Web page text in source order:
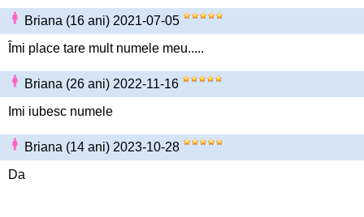
Briana (16 ani) 2021-07-05
Îmi place tare mult numele meu.....
Briana (26 ani) 2022-11-16
Imi iubesc numele
Briana (14 ani) 2023-10-28
Da